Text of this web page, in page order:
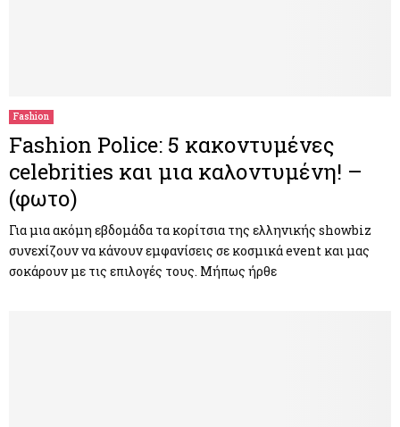
Fashion
Fashion Police: 5 κακοντυμένες
celebrities και μια καλοντυμένη! –
(φωτο)
Για μια ακόμη εβδομάδα τα κορίτσια της ελληνικής showbiz
συνεχίζουν να κάνουν εμφανίσεις σε κοσμικά event και μας
σοκάρουν με τις επιλογές τους. Μήπως ήρθε